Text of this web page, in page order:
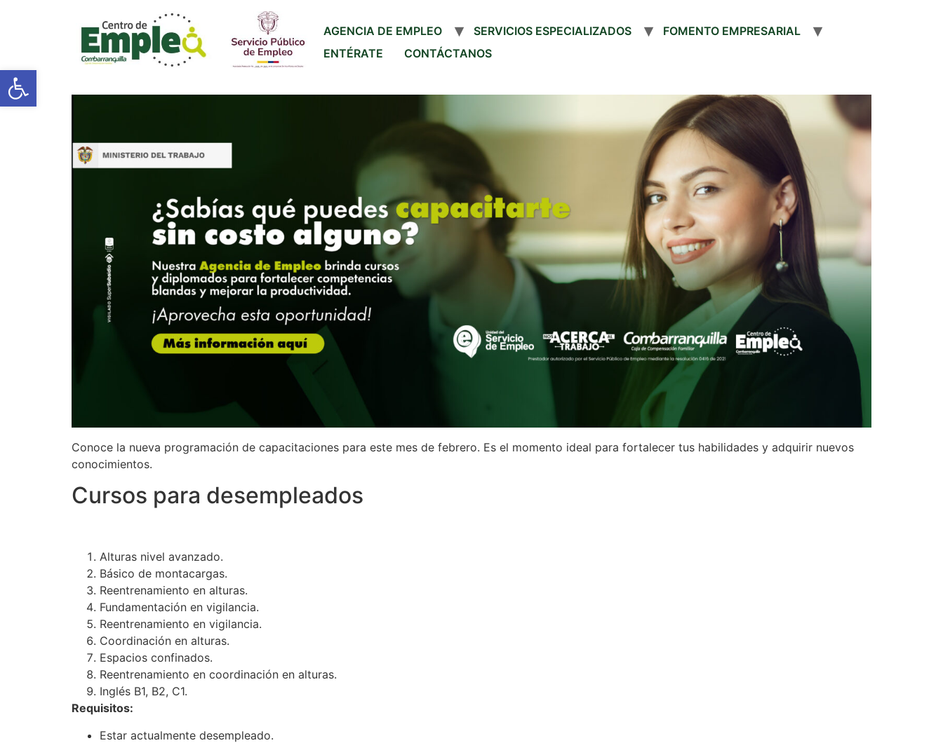
Open toolbar
AGENCIA DE EMPLEO SERVICIOS ESPECIALIZADOS
FOMENTO EMPRESARIAL
ENTÉRATE
CONTÁCTANOS
Conoce la nueva programación de capacitaciones para este mes de febrero. Es el momento ideal para fortalecer tus habilidades y adquirir nuevos
conocimientos.
Cursos para desempleados
Alturas nivel avanzado.
Básico de montacargas.
Reentrenamiento en alturas.
Fundamentación en vigilancia.
Reentrenamiento en vigilancia.
Coordinación en alturas.
Espacios confinados.
Reentrenamiento en coordinación en alturas.
Inglés B1, B2, C1.
Requisitos:
Estar actualmente desempleado.